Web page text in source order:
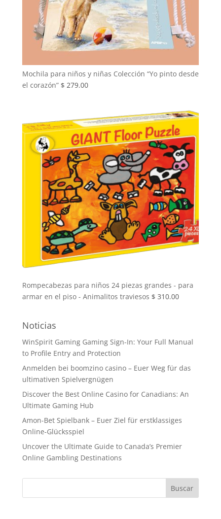
Mochila para niños y niñas Colección “Yo pinto desde
el corazón” $ 279.00
Rompecabezas para niños 24 piezas grandes - para
armar en el piso - Animalitos traviesos $ 310.00
Noticias
WinSpirit Gaming Gaming Sign-In: Your Full Manual
to Profile Entry and Protection
Anmelden bei boomzino casino – Euer Weg für das
ultimativen Spielvergnügen
Discover the Best Online Casino for Canadians: An
Ultimate Gaming Hub
Amon-Bet Spielbank – Euer Ziel für erstklassiges
Online-Glücksspiel
Uncover the Ultimate Guide to Canada’s Premier
Online Gambling Destinations